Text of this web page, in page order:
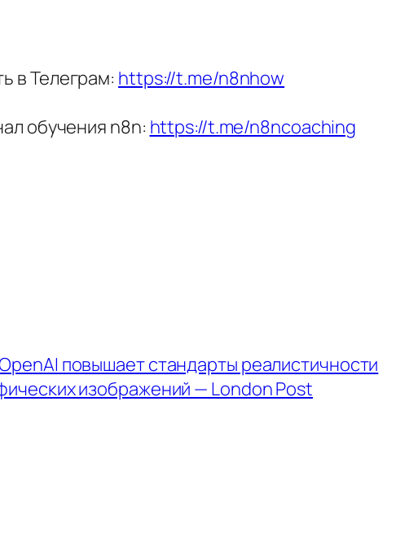
в Телеграм: https://t.me/n8nhow
обучения n8n: https://t.me/n8ncoaching
повышает стандарты реалистичности
изображений — London Post